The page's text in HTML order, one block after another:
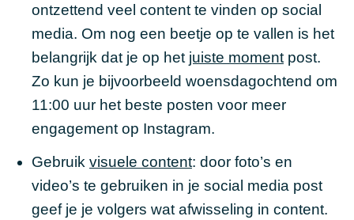
ontzettend veel content te vinden op social
media. Om nog een beetje op te vallen is het
belangrijk dat je op het juiste momentpost.
Zo kun je bijvoorbeeld woensdagochtend om
11:00 uur het beste posten voor meer
engagement op Instagram.
Gebruik visuele content: door foto’s en
video’s te gebruiken in je social media post
geef je je volgers wat afwisseling in content.